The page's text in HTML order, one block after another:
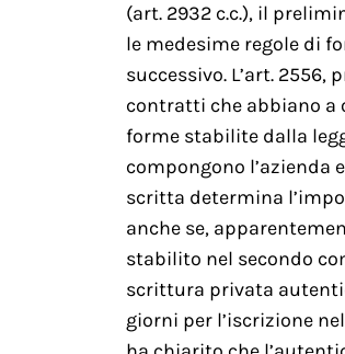
(art. 2932 c.c.), il
le medesime regole di
successivo. L’art.
contratti che abbiano a
forme stabilite dalla
compongono l’azienda
scritta determina
anche se,
stabilito nel secondo
scrittura privata
giorni per l’iscrizione